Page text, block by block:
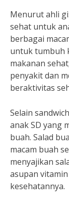
Menurut ahli
sehat untuk
berbagai
untuk tumbuh
makanan
penyakit dan
beraktivitas
Selain
anak SD yang
buah. Salad
macam buah
menyajikan
asupan
kesehatannya.